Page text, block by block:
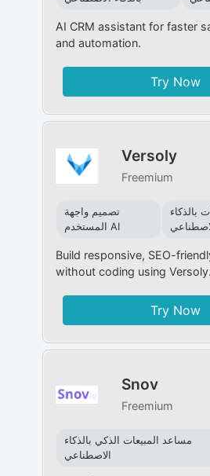
AI CRM assistant for faster
and automation.
Try Now
Versoly
Freemium
تصميم واجهة
المستخدم AI
بالذكاء
Build responsive, SEO-
without coding using Versoly.
Try Now
Snov
Freemium
مساعد المبيعات الذكي بالذكاء
الاصطناعي